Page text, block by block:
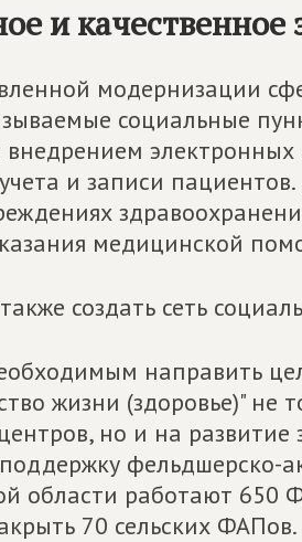
и
модернизации
социальные
внедрением
и записи
медицинской
создать сеть
направить
жизни (здоровье)"
но и на развитие
фельдшерско-
области работают 650
70 сельских ФАПов.